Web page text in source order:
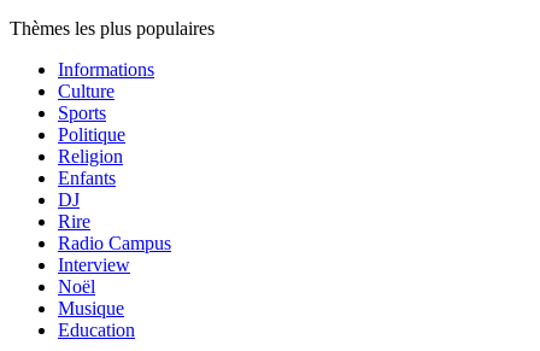
Thèmes les plus populaires
Informations
Culture
Sports
Politique
Religion
Enfants
DJ
Rire
Radio Campus
Interview
Noël
Musique
Education